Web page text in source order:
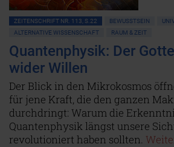
ZEITENSCHRIFT NR. 113, S.22 BEWUSSTSEIN
ALTERNATIVE WISSENSCHAFT
RAUM & ZEIT
Quantenphysik: Der
wider Willen
Der Blick in den Mikrokosmos
für jene Kraft, die den ganzen
durchdringt: Warum die
Quantenphysik längst unsere
revolutioniert haben sollten.